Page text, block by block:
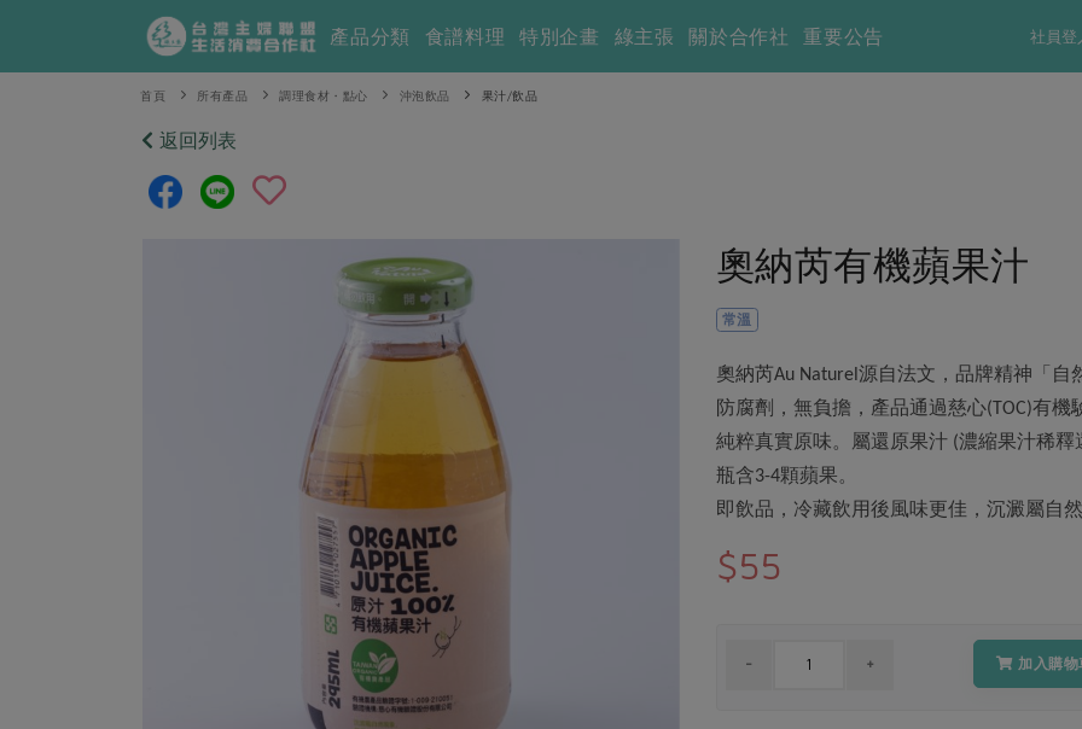
社員登
產品分類 食譜料理 特別企畫 綠主張 關於合作社 重要公告
首頁 所有產品 調理食材・點心 沖泡飲品 果汁/飲品
返回列表
奧納芮有機蘋果汁
常溫
奧納芮Au Naturel 源自法文，品牌精神「自
防腐劑，無負擔，產品通過慈心(TOC)有機
純粹真實原味。屬還原果汁(濃縮果汁稀釋
瓶含3-4顆蘋果。
即飲品，冷藏飲用後風味更佳，沉澱屬自
$55
加入購物